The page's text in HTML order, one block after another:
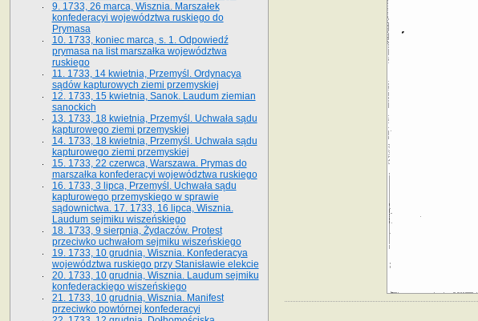
9. 1733, 26 marca, Wisznia. Marszałek
konfederacyi województwa ruskiego do
Prymasa
10. 1733, koniec marca, s. 1. Odpowiedź
prymasa na list marszałka województwa
ruskiego
11. 1733, 14 kwietnia, Przemyśl. Ordynacya
sądów kapturowych ziemi przemyskiej
12. 1733, 15 kwietnia, Sanok. Laudum ziemian
sanockich
13. 1733, 18 kwietnia, Przemyśl. Uchwała sądu
kapturowego ziemi przemyskiej
14. 1733, 18 kwietnia, Przemyśl. Uchwała sądu
kapturowego ziemi przemyskiej
15. 1733, 22 czerwca, Warszawa. Prymas do
marszałka konfederacyi województwa ruskiego
16. 1733, 3 lipca, Przemyśl. Uchwała sądu
kapturowego przemyskiego w sprawie
sądownictwa. 17. 1733, 16 lipca, Wisznia.
Laudum sejmiku wiszeńskiego
18. 1733, 9 sierpnia, Żydaczów. Protest
przeciwko uchwałom sejmiku wiszeńskiego
19. 1733, 10 grudnia, Wisznia. Konfederacya
województwa ruskiego przy Stanisławie elekcie
20. 1733, 10 grudnia, Wisznia. Laudum sejmiku
konfederackiego wiszeńskiego
21. 1733, 10 grudnia, Wisznia. Manifest
przeciwko powtórnej konfederacyi